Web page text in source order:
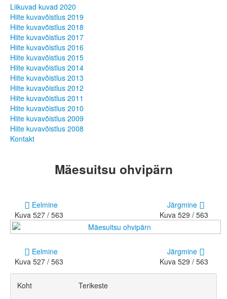
Liikuvad kuvad 2021
Hiite kuvavõistlus 2020
Hiite kuvavõistlus 2020 lisa
Liikuvad kuvad 2020
Hiite kuvavõistlus 2019
Hiite kuvavõistlus 2018
Hiite kuvavõistlus 2017
Hiite kuvavõistlus 2016
Hiite kuvavõistlus 2015
Hiite kuvavõistlus 2014
Hiite kuvavõistlus 2013
Hiite kuvavõistlus 2012
Hiite kuvavõistlus 2011
Hiite kuvavõistlus 2010
Kontakt
Liikuvad kuvad 2020
Hiite kuvavõistlus 2019
Hiite kuvavõistlus 2018
Hiite kuvavõistlus 2017
Hiite kuvavõistlus 2016
Hiite kuvavõistlus 2015
Hiite kuvavõistlus 2014
Hiite kuvavõistlus 2013
Hiite kuvavõistlus 2012
Hiite kuvavõistlus 2011
Hiite kuvavõistlus 2010
Hiite kuvavõistlus 2009
Hiite kuvavõistlus 2008
Kontakt
Mäesuitsu ohvipärn
Eelmine
Kuva 527 / 563
Järgmine
Kuva 529 / 563
Eelmine
Kuva 527 / 563
Järgmine
Kuva 529 / 563
Koht
Terikeste